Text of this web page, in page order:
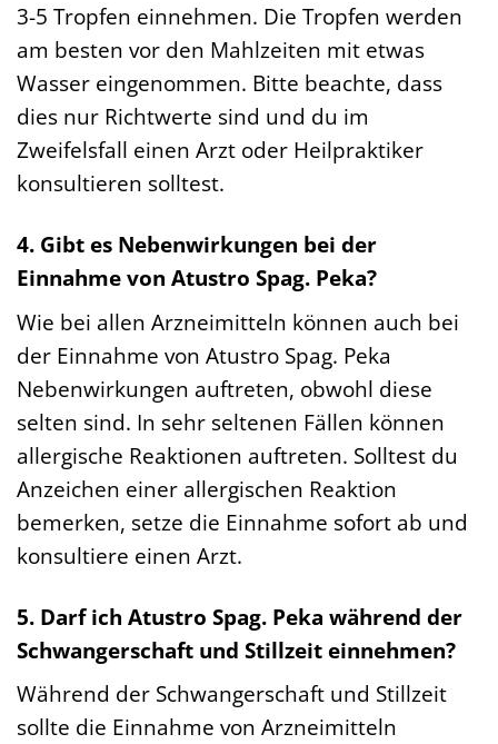
3-5 Tropfen einnehmen. Die Tropfen werden
am besten vor den Mahlzeiten mit etwas
Wasser eingenommen. Bitte beachte, dass
dies nur Richtwerte sind und du im
Zweifelsfall einen Arzt oder Heilpraktiker
konsultieren solltest.
4. Gibt es Nebenwirkungen bei der
Einnahme von Atustro Spag. Peka?
Wie bei allen Arzneimitteln können auch bei
der Einnahme von Atustro Spag. Peka
Nebenwirkungen auftreten, obwohl diese
selten sind. In sehr seltenen Fällen können
allergische Reaktionen auftreten. Solltest du
Anzeichen einer allergischen Reaktion
bemerken, setze die Einnahme sofort ab und
konsultiere einen Arzt.
5. Darf ich Atustro Spag. Peka während der
Schwangerschaft und Stillzeit einnehmen?
Während der Schwangerschaft und Stillzeit
sollte die Einnahme von Arzneimitteln